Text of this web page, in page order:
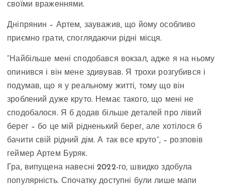
своїми враженнями.
Дніпрянин – Артем, зауважив, що йому особливо
приємно грати, споглядаючи рідні місця.
“Найбільше мені сподобався вокзал, адже я на ньому
опинився і він мене здивував. Я трохи розгубився і
подумав, що я у реальному житті, тому що він
зроблений дуже круто. Немає такого, що мені не
сподобалося. Я б додав більше деталей про лівий
берег – бо це мій рідненький берег, але хотілося б
бачити свій рідний дім. А так все круто”, – розповів
геймер Артем Буряк.
Гра, випущена навесні 2022-го, швидко здобула
популярність. Спочатку доступні були лише мапи